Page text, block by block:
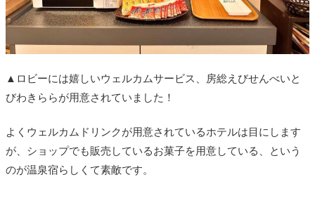
▲ロビーには嬉しいウェルカムサービス、房総えびせんべいと
びわきららが用意されていました！
よくウェルカムドリンクが用意されているホテルは目にします
が、ショップでも販売しているお菓子を用意している、という
のが温泉宿らしくて素敵です。